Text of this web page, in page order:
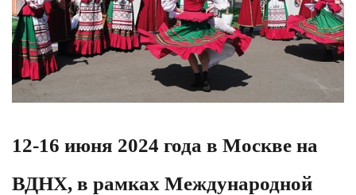
12-16 июня 2024 года в Москве на
ВДНХ, в рамках Международной